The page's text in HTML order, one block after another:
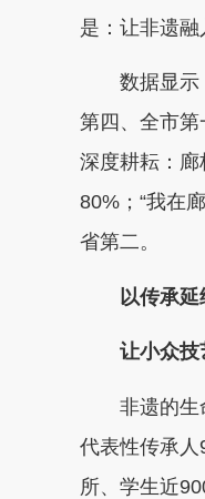
是：让非遗融
数据显示，
第四、全市第
深度耕耘：
80%；“我在
省第二。
以传承延
让小众技
非遗的生命
代表性传承人
所、学生近